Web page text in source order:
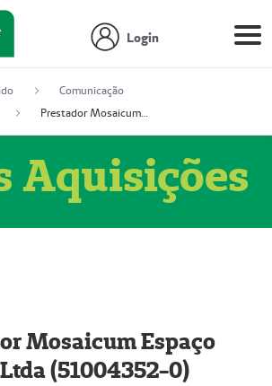
Login
Comunicação
Prestador Mosaicum Espaço Clínico Ltda (51004352-0)
Aquisições
Mosaicum Espaço
(51004352-0)